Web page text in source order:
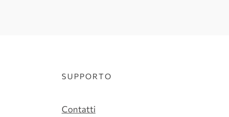
SUPPORTO
Contatti